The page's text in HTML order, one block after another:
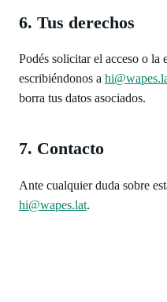
6. Tus derechos
Podés solicitar el acceso o la
escribiéndonos a
borra tus datos asociados.
7. Contacto
Ante cualquier duda sobre
hi@wapes.lat.